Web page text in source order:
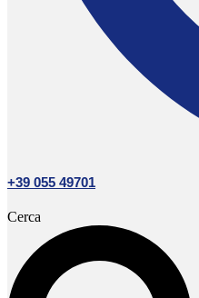
+39 055 49701
Cerca